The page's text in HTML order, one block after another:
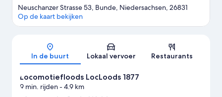
Kaart
Neuschanzer Strasse 53, Bunde, Niedersachsen, 26831
Op de kaart bekijken
In de buurt Lokaal vervoer Restaurants
Locomotiefloods LocLoods 1877
9 min. rijden- 4.9 km